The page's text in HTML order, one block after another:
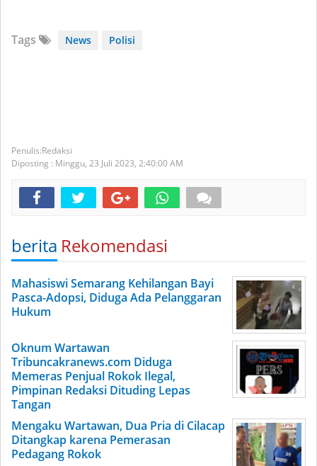
Tags News Polisi
Redaksi
Diposting : Minggu, 23 Juli 2023, 2:40:00 AM
berita Rekomendasi
Mahasiswi Semarang Kehilangan Bayi
Pasca-Adopsi, Diduga Ada Pelanggaran
Hukum
Oknum Wartawan
Tribuncakranews.com Diduga
Memeras Penjual Rokok Ilegal,
Pimpinan Redaksi Dituding Lepas
Tangan
Mengaku Wartawan, Dua Pria di Cilacap
Ditangkap karena Pemerasan
Pedagang Rokok